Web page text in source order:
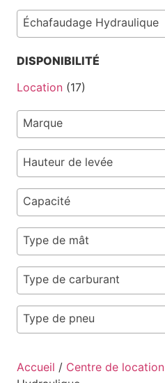
Échafaudage Hydraulique
DISPONIBILITÉ
Location (17)
Marque
Hauteur de levée
Capacité
Type de mât
Type de carburant
Type de pneu
Accueil / Centre de location